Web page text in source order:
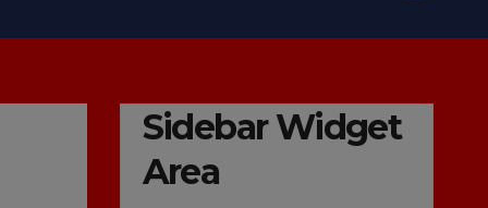
Sidebar Widget
Area